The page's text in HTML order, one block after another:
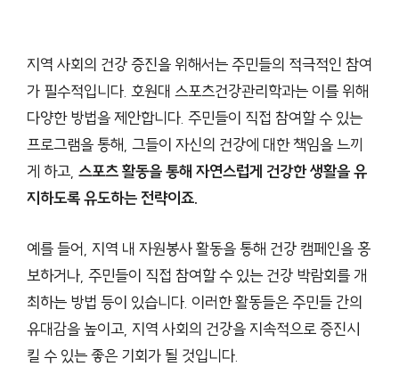
지역 사회의 건강 증진을 위해서는 주민들의 적극적인 참여
가 필수적입니다. 호원대 스포츠건강관리학과는 이를 위해
다양한 방법을 제안합니다. 주민들이 직접 참여할 수 있는
프로그램을 통해, 그들이 자신의 건강에 대한 책임을 느끼
게 하고, 스포츠 활동을 통해 자연스럽게 건강한 생활을 유
지하도록 유도하는 전략이죠.
예를 들어, 지역 내 자원봉사 활동을 통해 건강 캠페인을 홍
보하거나, 주민들이 직접 참여할 수 있는 건강 박람회를 개
최하는 방법 등이 있습니다. 이러한 활동들은 주민들 간의
유대감을 높이고, 지역 사회의 건강을 지속적으로 증진시
킬 수 있는 좋은 기회가 될 것입니다.